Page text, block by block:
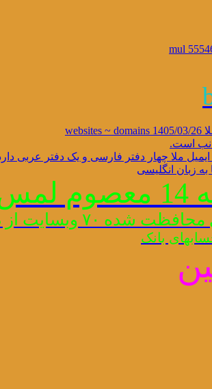
است.
به زبان انگلیسی
از دفاتر ملا
بانک